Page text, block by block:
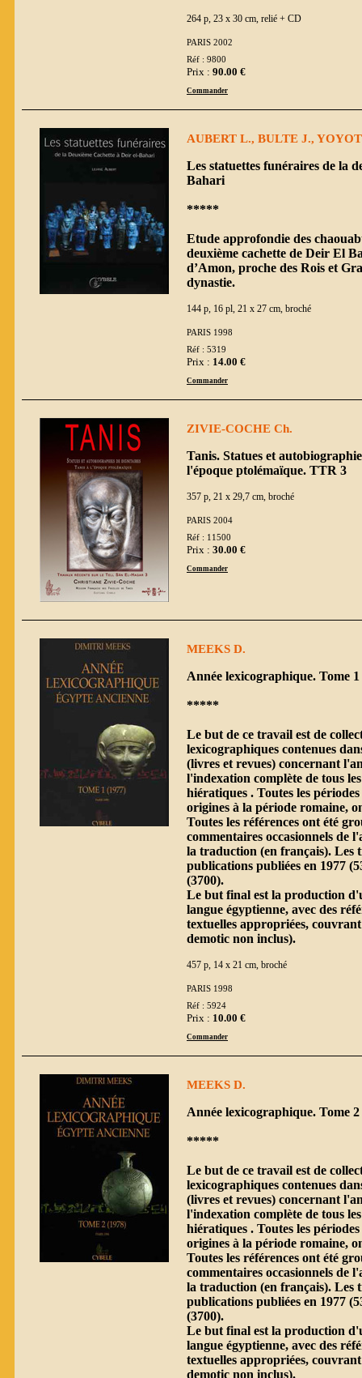
264 p, 23 x 30 cm, relié + CD
PARIS 2002
Réf : 9800
Prix : 90.00 €
Commander
AUBERT L., BULTE J.,
Les statuettes funéraires de la
Bahari
*****
Etude approfondie des
deuxième cachette de Deir El
d’Amon, proche des Rois et
dynastie.
144 p, 16 pl, 21 x 27 cm, broché
PARIS 1998
Réf : 5319
Prix : 14.00 €
Commander
ZIVIE-COCHE Ch.
Tanis. Statues et
l'époque ptolémaïque. TTR 3
357 p, 21 x 29,7 cm, broché
PARIS 2004
Réf : 11500
Prix : 30.00 €
Commander
MEEKS D.
Année lexicographique. Tome 1
*****
Le but de ce travail est de
lexicographiques contenues
(livres et revues) concernant
l'indexation complète de tous
hiératiques . Toutes les
origines à la période romaine,
Toutes les références ont été
commentaires occasionnels de
la traduction (en français). Les
publications publiées en 1977
(3700).
Le but final est la production
langue égyptienne, avec des
textuelles appropriées,
demotic non inclus).
457 p, 14 x 21 cm, broché
PARIS 1998
Réf : 5924
Prix : 10.00 €
Commander
MEEKS D.
Année lexicographique. Tome 2
*****
Le but de ce travail est de
lexicographiques contenues
(livres et revues) concernant
l'indexation complète de tous
hiératiques . Toutes les
origines à la période romaine,
Toutes les références ont été
commentaires occasionnels de
la traduction (en français). Les
publications publiées en 1977
(3700).
Le but final est la production
langue égyptienne, avec des
textuelles appropriées,
demotic non inclus).